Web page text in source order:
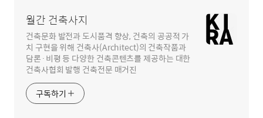
월간 건축사지
건축문화 발전과 도시품격 향상, 건축의 공공적 가
치 구현을 위해 건축사(Architect)의 건축작품과
담론·비평 등 다양한 건축콘텐츠를 제공하는 대한
건축사협회 발행 건축전문 매거진
구독하기